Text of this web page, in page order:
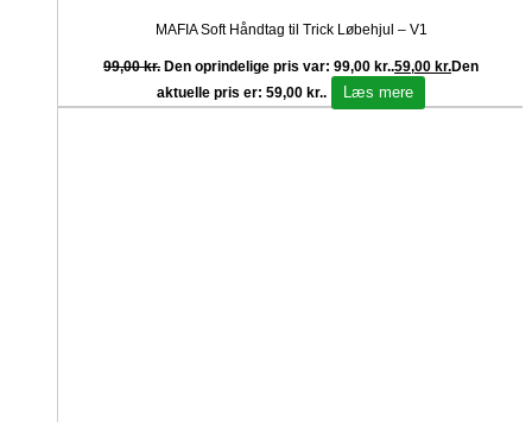
MAFIA Soft Håndtag til Trick Løbehjul – V1
99,00kr. Den oprindelige pris var: 99,00 kr..59,00 kr.Den
aktuelle pris er: 59,00 kr..
Læs mere